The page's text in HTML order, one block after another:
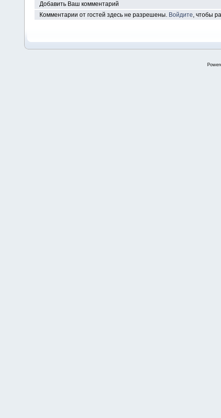
Добавить Ваш комментарий
Комментарии от гостей здесь не разрешены. Войдите, чтобы